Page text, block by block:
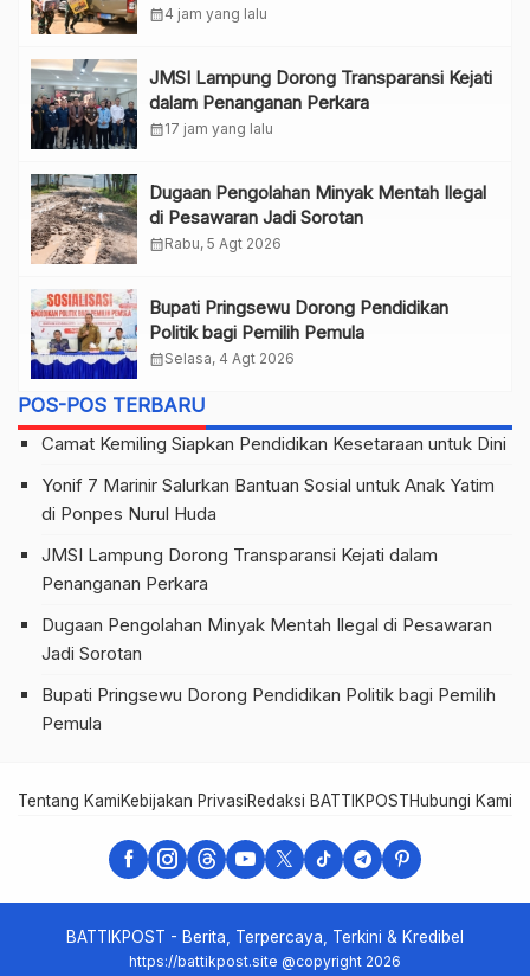
calendar_month4 jam yang lalu
JMSI Lampung Dorong Transparansi Kejati
dalam Penanganan Perkara
calendar_month17 jam yang lalu
Dugaan Pengolahan Minyak Mentah Ilegal
di Pesawaran Jadi Sorotan
calendar_monthRabu, 5 Agt 2026
Bupati Pringsewu Dorong Pendidikan
Politik bagi Pemilih Pemula
calendar_monthSelasa, 4 Agt 2026
POS-POS TERBARU
Camat Kemiling Siapkan Pendidikan Kesetaraan untuk Dini
Yonif 7 Marinir Salurkan Bantuan Sosial untuk Anak Yatim
di Ponpes Nurul Huda
JMSI Lampung Dorong Transparansi Kejati dalam
Penanganan Perkara
Dugaan Pengolahan Minyak Mentah Ilegal di Pesawaran
Jadi Sorotan
Bupati Pringsewu Dorong Pendidikan Politik bagi Pemilih
Pemula
Tentang KamiKebijakan PrivasiRedaksi BATTIKPOSTHubungi Kami
BATTIKPOST - Berita, Terpercaya, Terkini & Kredibel
https://battikpost.site @copyright 2026